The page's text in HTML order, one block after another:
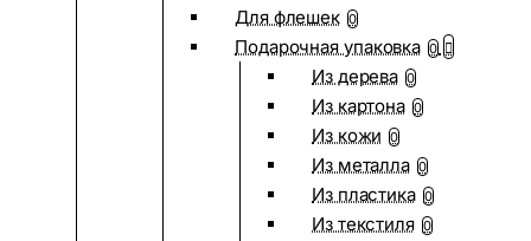
Для флешек 0
Подарочная упаковка 0
Из дерева 0
Из картона 0
Из кожи 0
Из металла 0
Из пластика 0
Из текстиля 0